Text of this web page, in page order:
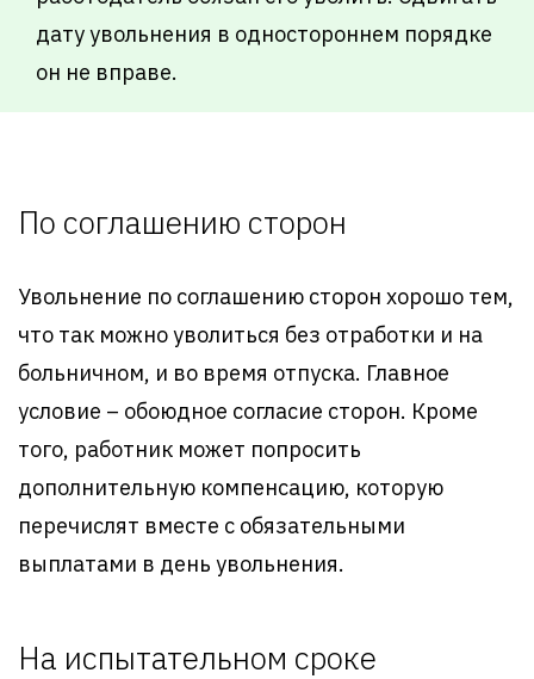
дату увольнения в одностороннем порядке
он не вправе.
По соглашению сторон
Увольнение по соглашению сторон хорошо тем,
что так можно уволиться без отработки и на
больничном, и во время отпуска. Главное
условие – обоюдное согласие сторон. Кроме
того, работник может попросить
дополнительную компенсацию, которую
перечислят вместе с обязательными
выплатами в день увольнения.
На испытательном сроке